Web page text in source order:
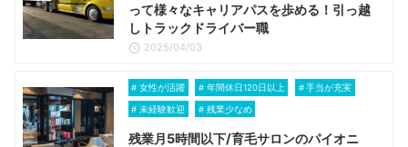
って様々なキャリアパスを歩める！引っ越
しトラックドライバー職
2025/04/03
女性が活躍 年間休日120日以上 手当が充実
未経験歓迎 残業少なめ
残業月5時間以下/育毛サロンのパイオニ